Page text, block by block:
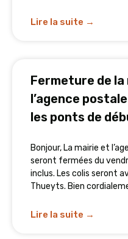
Lire la suite →
Fermeture de la
l’agence
les ponts de
Bonjour, La mairie et
seront fermées du
inclus. Les colis seront
Thueyts. Bien
Lire la suite →